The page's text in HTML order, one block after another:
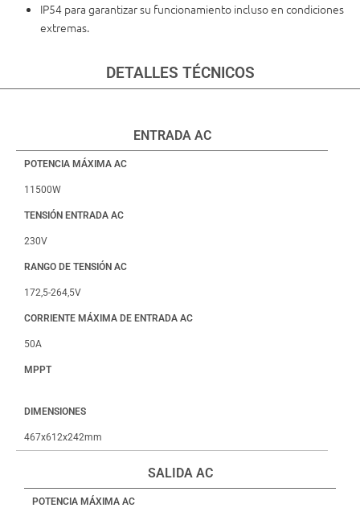
IP54 para garantizar su funcionamiento incluso en condiciones
extremas.
DETALLES TÉCNICOS
ENTRADA AC
POTENCIA MÁXIMA AC
11500W
TENSIÓN ENTRADA AC
230V
RANGO DE TENSIÓN AC
172,5-264,5V
CORRIENTE MÁXIMA DE ENTRADA AC
50A
MPPT
DIMENSIONES
467x612x242mm
SALIDA AC
POTENCIA MÁXIMA AC